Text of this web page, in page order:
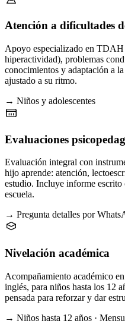
Atención a dificultades
Apoyo especializado en
hiperactividad), problemas
conocimientos y adaptación a
ajustado a su ritmo.
→ Niños y adolescentes
Evaluaciones
Evaluación integral con
hijo aprende: atención,
estudio. Incluye informe escrito
escuela.
→ Pregunta detalles por
Nivelación académica
Acompañamiento académico
inglés, para niños hasta los 12
pensada para reforzar y dar
→ Niños hasta 12 años ·